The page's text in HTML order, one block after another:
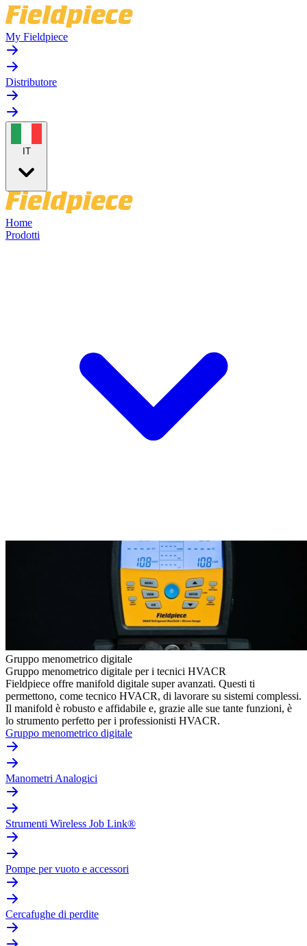
My Fieldpiece
Distributore
IT
Home
Prodotti
Gruppo menometrico digitale
Gruppo menometrico digitale per i tecnici HVACR
Fieldpiece offre manifold digitale super avanzati. Questi ti
permettono, come tecnico HVACR, di lavorare su sistemi complessi.
Il manifold è robusto e affidabile e, grazie alle sue tante funzioni, è
lo strumento perfetto per i professionisti HVACR.
Gruppo menometrico digitale
Manometri Analogici
Strumenti Wireless Job Link®
Pompe per vuoto e accessori
Cercafughe di perdite